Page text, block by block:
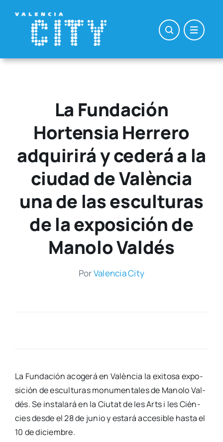
contenido
La Fundación
Hortensia Herrero
adquirirá y cederá a la
ciudad de València
una de las esculturas
de la exposición de
Manolo Valdés
PorValen­cia City
La Fun­da­ción aco­ge­rá en Valèn­cia la exi­to­sa expo­
si­ción de escul­tu­ras monu­men­ta­les de Mano­lo Val­
dés. Se ins­ta­la­rá en la Ciu­tat de les Arts i les Cièn­
cies des­de el 28 de junio y esta­rá acce­si­ble has­ta el
10 de diciem­bre.